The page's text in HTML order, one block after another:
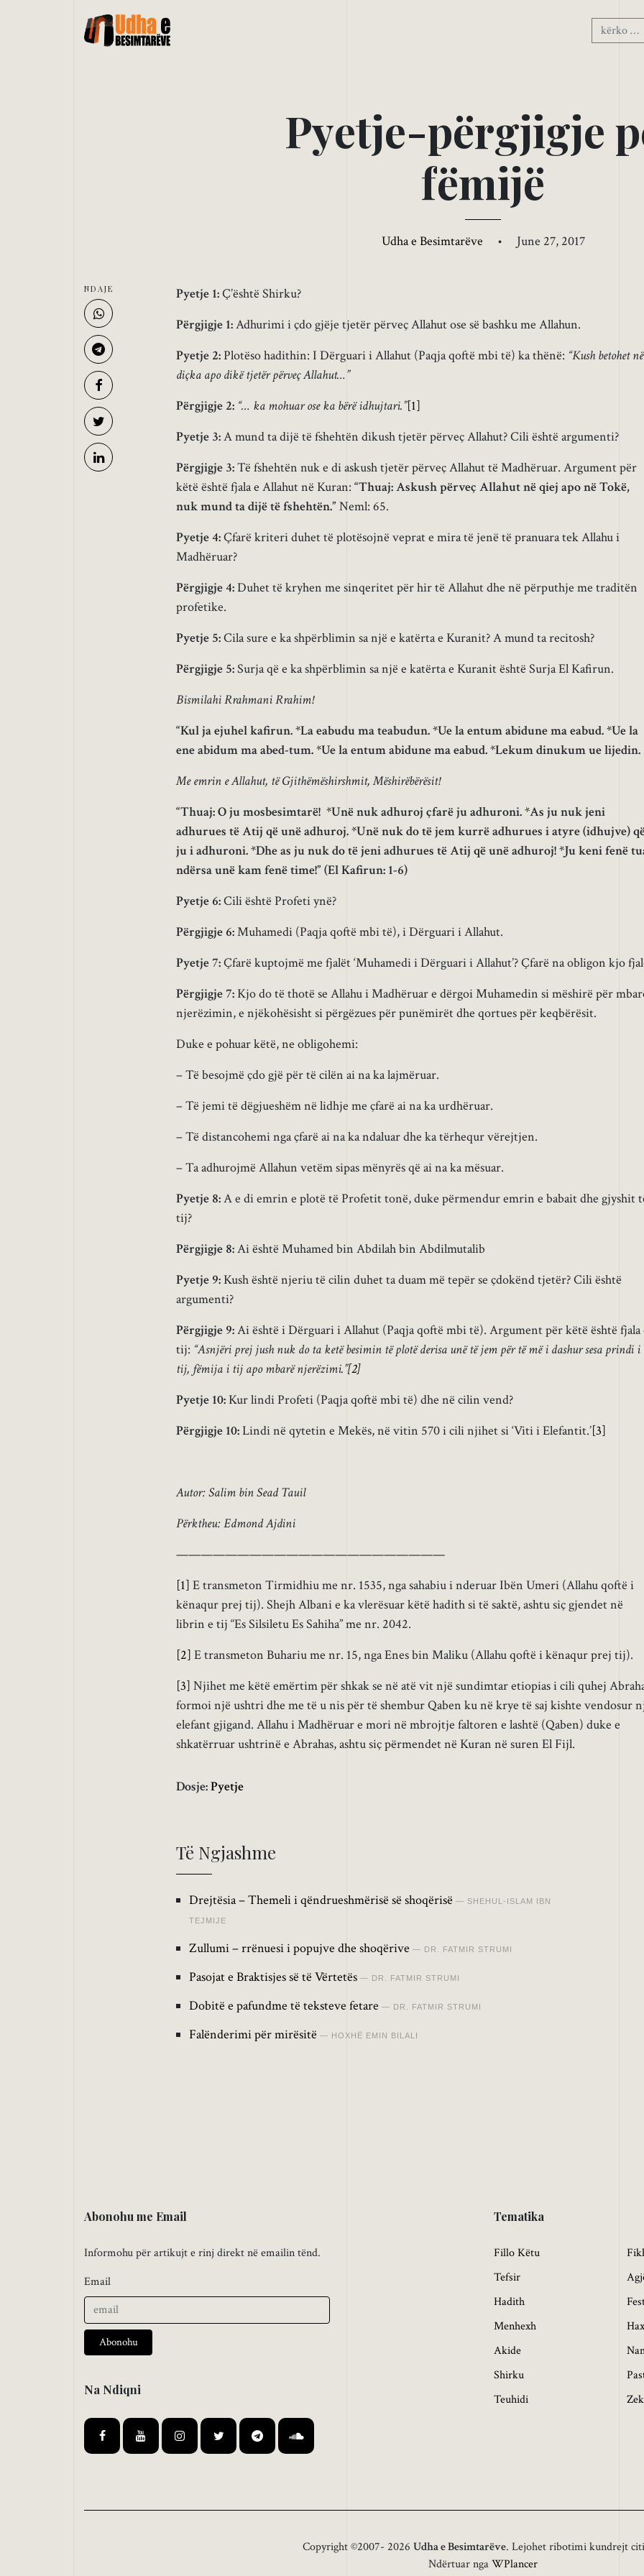
Pyetje-përgjigje p
fëmijë
Udha e Besimtarëve • June 27, 2017
Pyetje 1:Ç’është Shirku?
Përgjigje 1:Adhurimi i çdo gjëje tjetër përveç Allahut ose së bashku me Allahun.
Pyetje 2:Plotëso hadithin: I Dërguari i Allahut (Paqja qoftë mbi të) ka thënë: “Kush betohet në
diçka apo dikë tjetër përveç Allahut…”
Përgjigje 2: “… ka mohuar ose ka bërë idhujtari.”[1]
Pyetje 3:A mund ta dijë të fshehtën dikush tjetër përveç Allahut? Cili është argumenti?
Përgjigje 3:Të fshehtën nuk e di askush tjetër përveç Allahut të Madhëruar. Argument për
këtë është fjala e Allahut në Kuran: “Thuaj: Askush përveç Allahut në qiej apo në Tokë,
nuk mund ta dijë të fshehtën.” Neml: 65.
Pyetje 4:Çfarë kriteri duhet të plotësojnë veprat e mira të jenë të pranuara tek Allahu i
Madhëruar?
Përgjigje 4:Duhet të kryhen me sinqeritet për hir të Allahut dhe në përputhje me traditën
profetike.
Pyetje 5:Cila sure e ka shpërblimin sa një e katërta e Kuranit? A mund ta recitosh?
Përgjigje 5:Surja që e ka shpërblimin sa një e katërta e Kuranit është Surja El Kafirun.
Bismilahi Rrahmani Rrahim!
“Kul ja ejuhel kafirun. *La eabudu ma teabudun. *Ue la entum abidune ma eabud. *Ue la
ene abidum ma abed-tum. *Ue la entum abidune ma eabud. *Lekum dinukum ue lijedin.
Me emrin e Allahut, të Gjithëmëshirshmit, Mëshirëbërësit!
“Thuaj: O ju mosbesimtarë! *Unë nuk adhuroj çfarë ju adhuroni. *As ju nuk jeni
adhurues të Atij që unë adhuroj. *Unë nuk do të jem kurrë adhurues i atyre (idhujve)
ju i adhuroni. *Dhe as ju nuk do të jeni adhurues të Atij që unë adhuroj! *Ju keni fenë
ndërsa unë kam fenë time!” (El Kafirun: 1-6)
Pyetje 6:Cili është Profeti ynë?
Përgjigje 6:Muhamedi (Paqja qoftë mbi të), i Dërguari i Allahut.
Pyetje 7:Çfarë kuptojmë me fjalët ‘Muhamedi i Dërguari i Allahut’? Çfarë na obligon kjo
Përgjigje 7:Kjo do të thotë se Allahu i Madhëruar e dërgoi Muhamedin si mëshirë për
njerëzimin, e njëkohësisht si përgëzues për punëmirët dhe qortues për keqbërësit.
Duke e pohuar këtë, ne obligohemi:
– Të besojmë çdo gjë për të cilën ai na ka lajmëruar.
– Të jemi të dëgjueshëm në lidhje me çfarë ai na ka urdhëruar.
– Të distancohemi nga çfarë ai na ka ndaluar dhe ka tërhequr vërejtjen.
– Ta adhurojmë Allahun vetëm sipas mënyrës që ai na ka mësuar.
Pyetje 8:A e di emrin e plotë të Profetit tonë, duke përmendur emrin e babait dhe gjyshit
tij?
Përgjigje 8:Ai është Muhamed bin Abdilah bin Abdilmutalib
Pyetje 9:Kush është njeriu të cilin duhet ta duam më tepër se çdokënd tjetër? Cili është
argumenti?
Përgjigje 9:Ai është i Dërguari i Allahut (Paqja qoftë mbi të). Argument për këtë është fjala
tij: “Asnjëri prej jush nuk do ta ketë besimin të plotë derisa unë të jem për të më i dashur sesa prindi i
tij, fëmija i tij apo mbarë njerëzimi.”[2]
Pyetje 10:Kur lindi Profeti (Paqja qoftë mbi të) dhe në cilin vend?
Përgjigje 10:Lindi në qytetin e Mekës, në vitin 570 i cili njihet si ‘Viti i Elefantit.’[3]
Autor: Salim bin Sead Tauil
Përktheu: Edmond Ajdini
——————————————————————
[1] E transmeton Tirmidhiu me nr. 1535, nga sahabiu i nderuar Ibën Umeri (Allahu qoftë i
kënaqur prej tij). Shejh Albani e ka vlerësuar këtë hadith si të saktë, ashtu siç gjendet në
librin e tij “Es Silsiletu Es Sahiha” me nr. 2042.
[2] E transmeton Buhariu me nr. 15, nga Enes bin Maliku (Allahu qoftë i kënaqur prej tij).
[3] Njihet me këtë emërtim për shkak se në atë vit një sundimtar etiopias i cili quhej
formoi një ushtri dhe me të u nis për të shembur Qaben ku në krye të saj kishte vendosur
elefant gjigand. Allahu i Madhëruar e mori në mbrojtje faltoren e lashtë (Qaben) duke e
shkatërruar ushtrinë e Abrahas, ashtu siç përmendet në Kuran në suren El Fijl.
Dosje:Pyetje
Të Ngjashme
Drejtësia – Themeli i qëndrueshmërisë së shoqërisë SHEHUL-ISLAM IBN
TEJMIJE
Zullumi – rrënuesi i popujve dhe shoqërive DR. FATMIR STRUMI
Pasojat e Braktisjes së të Vërtetës DR. FATMIR STRUMI
Dobitë e pafundme të teksteve fetare DR. FATMIR STRUMI
Falënderimi për mirësitë HOXHË EMIN BILALI
NDAJE
Abonohu me Email
Informohu për artikujt e rinj direkt në emailin tënd.
Email
Abonohu
Na Ndiqni
Tematika
Fillo Këtu
Tefsir
Hadith
Menhexh
Akide
Shirku
Teuhidi
Copyright ©2007- 2026 Udha e Besimtarëve. Lejohet ribotimi kundrejt
Ndërtuar ngaWPlancer